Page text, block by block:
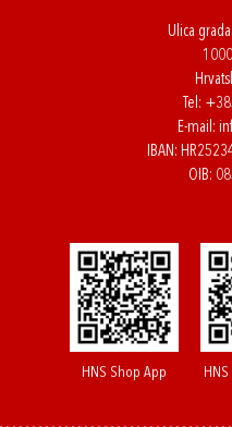
Ulica
Tel:
E-mail:
IBAN:
OIB:
HNS Shop App